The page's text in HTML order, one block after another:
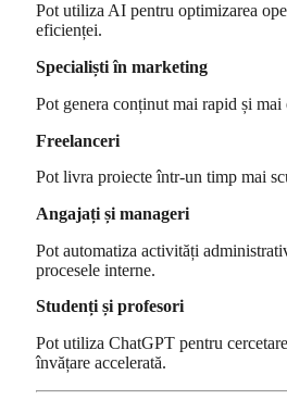
Pot utiliza AI pentru optimizarea
eficienței.
Specialiști în marketing
Pot genera conținut mai rapid și mai
Freelanceri
Pot livra proiecte într-un timp mai
Angajați și manageri
Pot automatiza activități
procesele interne.
Studenți și profesori
Pot utiliza ChatGPT pentru
învățare accelerată.